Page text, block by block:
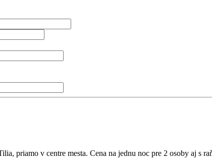
priamo v centre mesta. Cena na jednu noc pre 2 osoby aj s